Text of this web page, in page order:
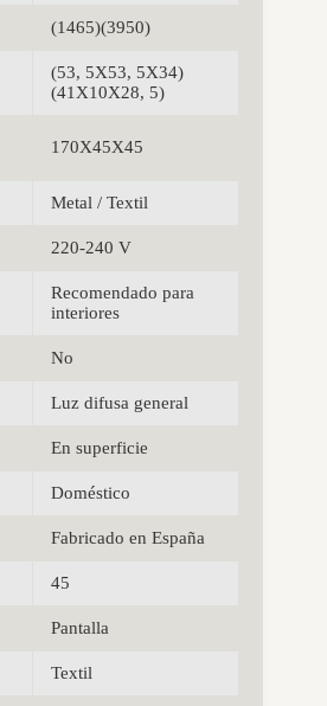
(1465)(3950)
(53, 5X53, 5X34)
(41X10X28, 5)
170X45X45
Metal / Textil
220-240 V
Recomendado para
interiores
No
Luz difusa general
En superficie
Doméstico
Fabricado en España
45
Pantalla
Textil